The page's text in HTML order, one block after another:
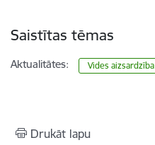
Saistītas tēmas
Aktualitātes: Vides aizsardzība
Drukāt lapu